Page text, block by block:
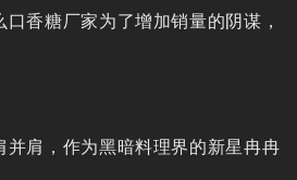
香糖厂家为了增加销量的阴谋，
肩，作为黑暗料理界的新星冉冉